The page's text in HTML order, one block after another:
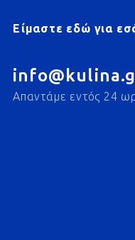
Είμαστε εδώ για
Απαντάμε εντός 24